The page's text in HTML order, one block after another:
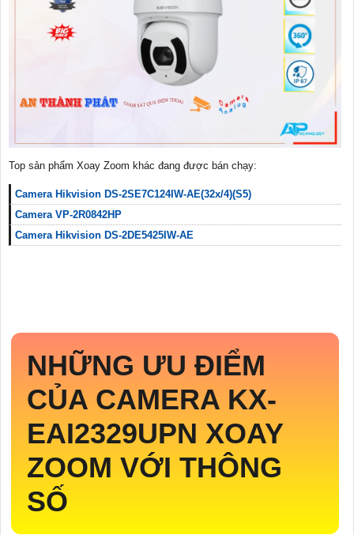
Top sản phẩm Xoay Zoom khác đang được bán chạy:
Camera Hikvision DS-2SE7C124IW-AE(32x/4)(S5)
Camera VP-2R0842HP
Camera Hikvision DS-2DE5425IW-AE
NHỮNG ƯU ĐIỂM
CỦA CAMERA KX-
EAI2329UPN XOAY
ZOOM VỚI THÔNG
SỐ